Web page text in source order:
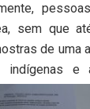
sem que
de uma
indígenas e